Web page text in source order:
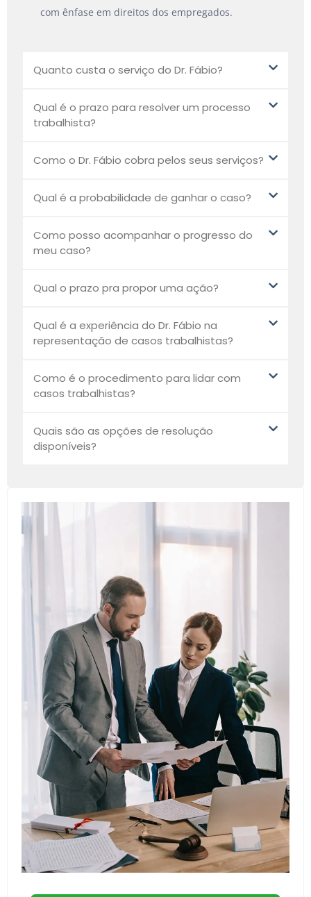
com ênfase em direitos dos empregados.
Quanto custa o serviço do Dr. Fábio?
Qual é o prazo para resolver um processo
trabalhista?
Como o Dr. Fábio cobra pelos seus serviços?
Qual é a probabilidade de ganhar o caso?
Como posso acompanhar o progresso do
meu caso?
Qual o prazo pra propor uma ação?
Qual é a experiência do Dr. Fábio na
representação de casos trabalhistas?
Como é o procedimento para lidar com
casos trabalhistas?
Quais são as opções de resolução
disponíveis?